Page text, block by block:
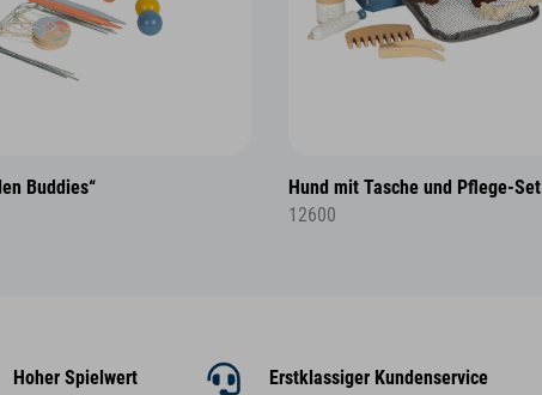
Buddies“
Hund mit Tasche und Pflege-Set
12600
Hoher Spielwert Erstklassiger Kundenservice